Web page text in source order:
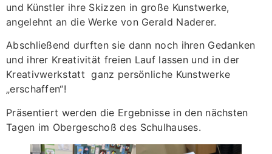
und Künstler ihre Skizzen in große Kunstwerke,
angelehnt an die Werke von Gerald Naderer.
Abschließend durften sie dann noch ihren Gedanken
und ihrer Kreativität freien Lauf lassen und in der
Kreativwerkstatt ganz persönliche Kunstwerke
„erschaffen“!
Präsentiert werden die Ergebnisse in den nächsten
Tagen im Obergeschoß des Schulhauses.